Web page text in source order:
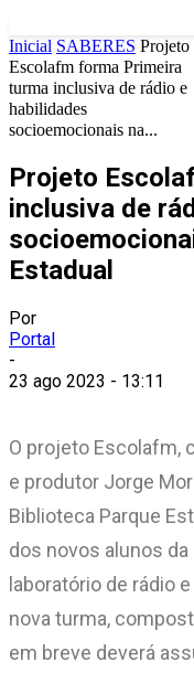
Inicial SABERES Projeto
Escolafm forma Primeira
turma inclusiva de rádio e
habilidades
socioemocionais na...
Projeto
inclusiva de
Estadual
Por
Portal
-
23 ago 2023 - 13:11
O projeto Escolafm,
e produtor Jorge
Biblioteca Parque
dos novos alunos
laboratório de rádio
nova turma,
em breve deverá